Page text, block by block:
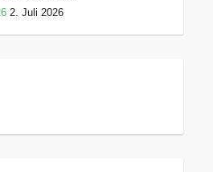
2. Juli 2026